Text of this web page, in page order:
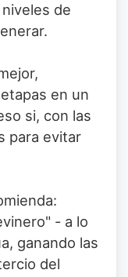
de
en un
si, con las
para evitar
- a lo
ganando las
del